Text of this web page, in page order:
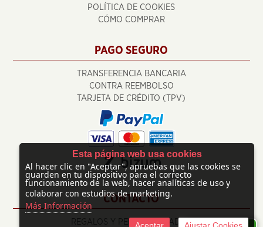
POLÍTICA DE COOKIES
CÓMO COMPRAR
PAGO SEGURO
TRANSFERENCIA BANCARIA
CONTRA REEMBOLSO
TARJETA DE CRÉDITO (TPV)
CONTACTO
REGALOS Y PERSONALIZADOS
Esta página web usa cookies
Al hacer clic en "Aceptar", apruebas que las cookies se
guarden en tu dispositivo para el correcto
funcionamiento de la web, hacer analíticas de uso y
colaborar con estudios de marketing.
Más Información